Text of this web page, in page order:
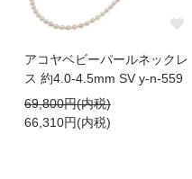
アコヤベビーパールネックレ
ス 約4.0-4.5mm SV y-n-559
69,800円(内税)
66,310円(内税)